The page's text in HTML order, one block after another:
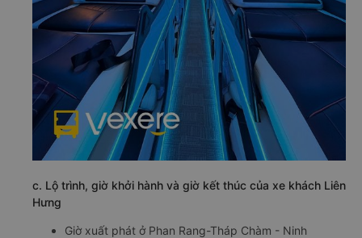
c. Lộ trình, giờ khởi hành và giờ kết thúc của xe khách Liên
Hưng
Giờ xuất phát ở Phan Rang-Tháp Chàm - Ninh